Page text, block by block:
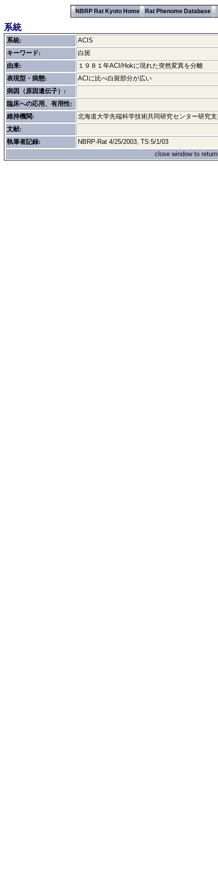
系統
系統:
ACIS
キーワード:
白斑
由来:
１９８１年ACI/Hokに現れた突然変異を分離
表現型・病態:
ACIに比べ白斑部分が広い
病因（原因遺伝子）:
臨床への応用、有用性:
維持機関:
北海道大学先端科学技術共同研究センター研究
文献:
執筆者記録:
NBRP-Rat 4/25/2003, TS:5/1/03
close window to
NBRP Rat Kyoto Home Rat Phenome Database